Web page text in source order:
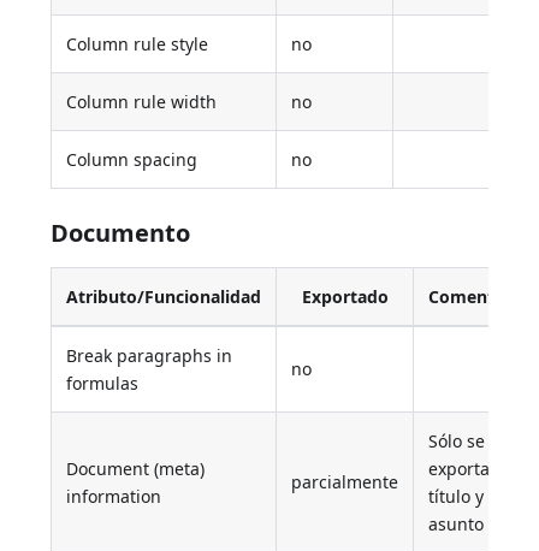
Column rule style no
Column rule width no
Column spacing no
Documento
Atributo/Funcionalidad Exportado Comentario
Break paragraphs in
formulas
no
Document (meta)
information
parcialmente
Sólo se
exportan el
título y el
asunto